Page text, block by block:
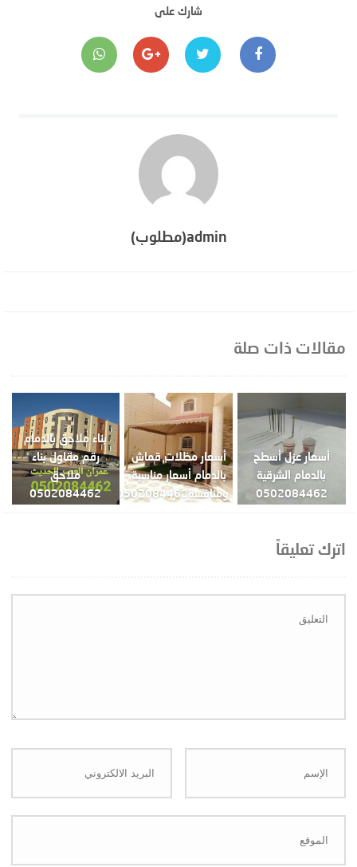
شارك على
admin(مطلوب)
مقالات ذات صلة
أسعار عزل أسطح
بالدمام الشرقية
0502084462
أسعار مظلات قماش
بالدمام أسعار مناسبة
ومنافسة0502084462
بناء ملاحق بالدمام
رقم مقاول بناء
ملاحق
0502084462
اترك تعليقاً